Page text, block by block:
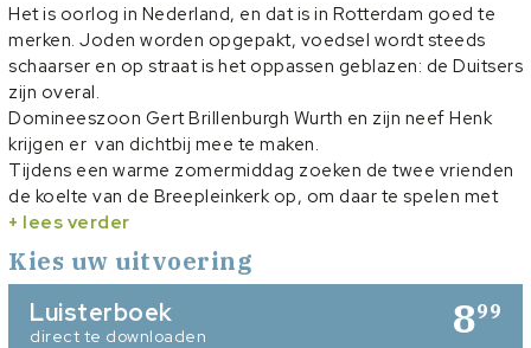
Het is oorlog in Nederland, en dat is in Rotterdam goed te
merken. Joden worden opgepakt, voedsel wordt steeds
schaarser en op straat is het oppassen geblazen: de Duitsers
zijn overal.
Domineeszoon Gert Brillenburgh Wurth en zijn neef Henk
krijgen er van dichtbij mee te maken.
Tijdens een warme zomermiddag zoeken de twee vrienden
de koelte van de Breepleinkerk op, om daar te spelen met
hun Märklintrein. Terwijl ze bezig zijn een rails aan te leggen,
horen ze ineens een klap, afkomstig van de galerij. Het lijkt
wel of er nog iemand in de kerk is. Maar er is niemand te zien
… Bij Gert ontstaat het vermoeden dat er onderduikers in de
kerk verborgen zijn, maar zijn vader en moeder geven geen
+ lees verder
Kies uw uitvoering
899
Luisterboek
direct te downloaden